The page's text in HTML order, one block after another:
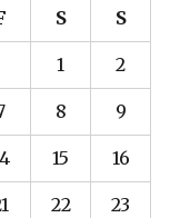
S S
1 2
8 9
15 16
22 23